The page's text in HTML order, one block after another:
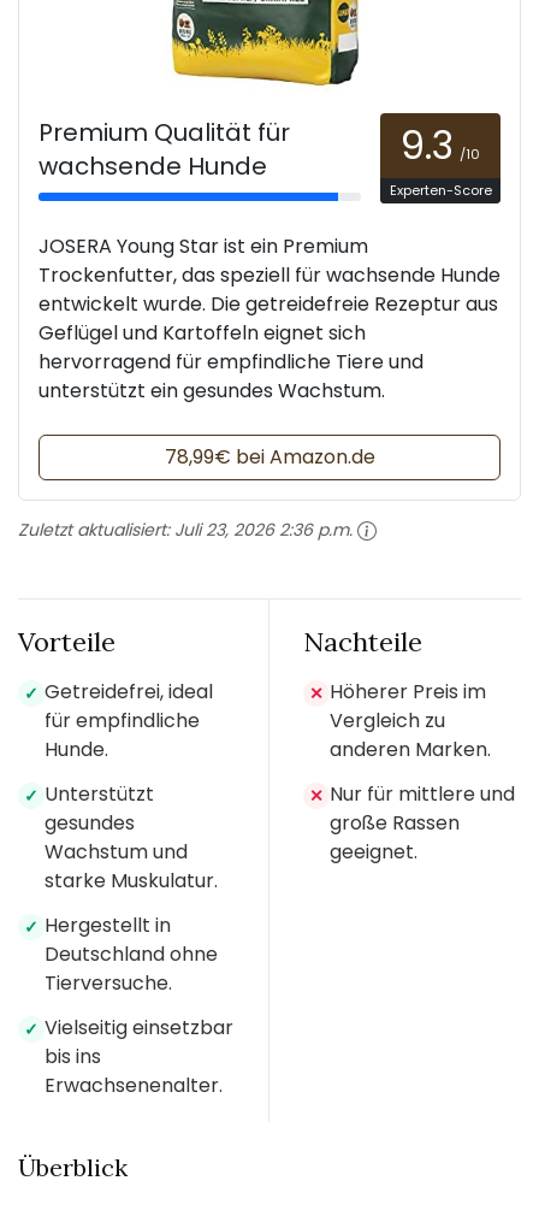
Premium Qualität für
wachsende Hunde
9.3 /10
Experten-Score
JOSERA Young Star ist ein Premium
Trockenfutter, das speziell für wachsende Hunde
entwickelt wurde. Die getreidefreie Rezeptur aus
Geflügel und Kartoffeln eignet sich
hervorragend für empfindliche Tiere und
unterstützt ein gesundes Wachstum.
78,99€ bei Amazon.de
Zuletzt aktualisiert: Juli 23, 2026 2:36 p.m.
Vorteile
✓ Getreidefrei, ideal
für empfindliche
Hunde.
✓ Unterstützt
gesundes
Wachstum und
starke Muskulatur.
✓ Hergestellt in
Deutschland ohne
Tierversuche.
✓ Vielseitig einsetzbar
bis ins
Erwachsenenalter.
Nachteile
✕ Höherer Preis im
Vergleich zu
anderen Marken.
✕ Nur für mittlere und
große Rassen
geeignet.
Überblick